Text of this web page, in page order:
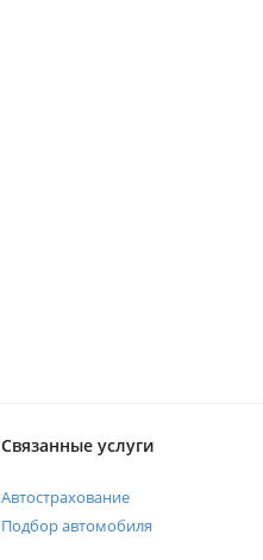
Связанные услуги
Автострахование
Подбор автомобиля